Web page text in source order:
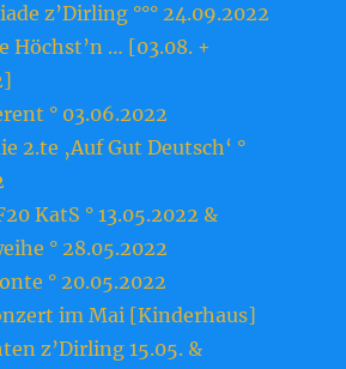
z’Dirling °°° 24.09.2022
Höchst’n … [03.08. +
° 03.06.2022
2.te ‚Auf Gut Deutsch‘ °
KatS ° 13.05.2022 &
° 28.05.2022
° 20.05.2022
im Mai [Kinderhaus]
z’Dirling 15.05. &